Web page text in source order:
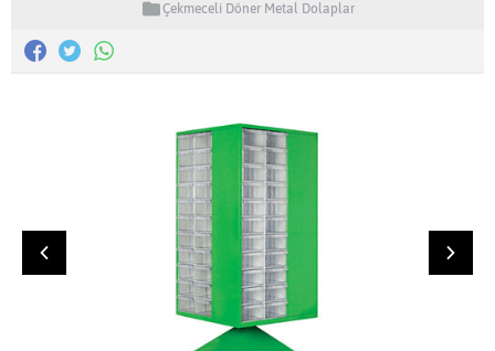
Çekmeceli Döner Metal Dolaplar